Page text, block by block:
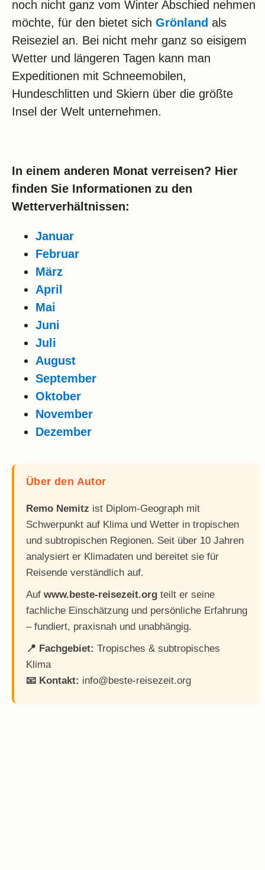
noch nicht ganz vom Winter Abschied nehmen
möchte, für den bietet sich Grönland als
Reiseziel an. Bei nicht mehr ganz so eisigem
Wetter und längeren Tagen kann man
Expeditionen mit Schneemobilen,
Hundeschlitten und Skiern über die größte
Insel der Welt unternehmen.
In einem anderen Monat verreisen? Hier
finden Sie Informationen zu den
Wetterverhältnissen:
Januar
Februar
März
April
Mai
Juni
Juli
August
September
Oktober
November
Dezember
Über den Autor
Remo Nemitz ist Diplom-Geograph mit
Schwerpunkt auf Klima und Wetter in tropischen
und subtropischen Regionen. Seit über 10 Jahren
analysiert er Klimadaten und bereitet sie für
Reisende verständlich auf.
Auf www.beste-reisezeit.org teilt er seine
fachliche Einschätzung und persönliche Erfahrung
– fundiert, praxisnah und unabhängig.
📍 Fachgebiet: Tropisches & subtropisches
Klima
📧 Kontakt: info@beste-reisezeit.org